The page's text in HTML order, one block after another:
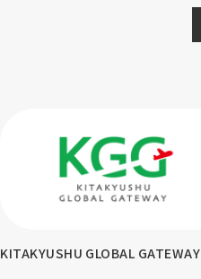
KITAKYUSHU GLOBAL GATEWAY